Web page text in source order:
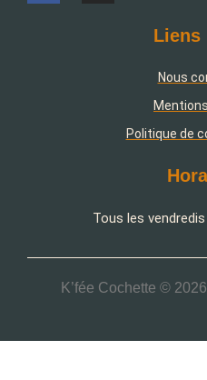
Liens
Nous
Politique de
Tous les
K’fée Cochette ©